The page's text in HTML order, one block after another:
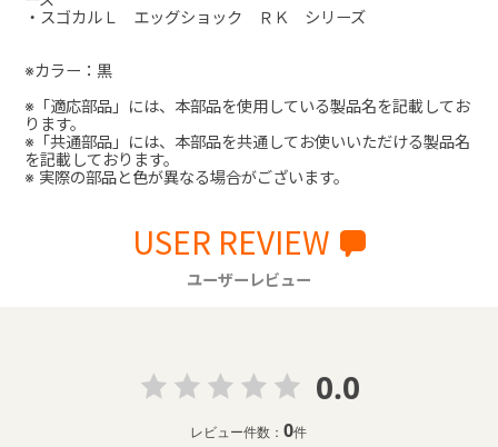
・スゴカルＬ エッグショック ＲＫ シリーズ
※カラー：黒
※「適応部品」には、本部品を使用している製品名を記載してお
ります。
※「共通部品」には、本部品を共通してお使いいただける製品名
を記載しております。
※ 実際の部品と色が異なる場合がございます。
USER REVIEW
ユーザーレビュー
0.0
レビュー件数：0件